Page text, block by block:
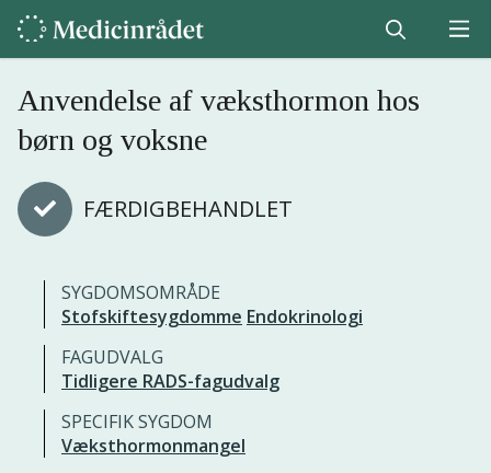
Anvendelse af væksthormon hos
børn og voksne
FÆRDIGBEHANDLET
SYGDOMSOMRÅDE
Stofskiftesygdomme Endokrinologi
FAGUDVALG
Tidligere RADS-fagudvalg
SPECIFIK SYGDOM
Væksthormonmangel